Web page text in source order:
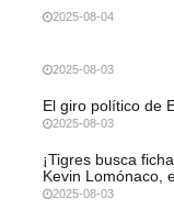
2025-08-04
2025-08-03
El giro político de
2025-08-03
¡Tigres busca
Kevin Lomónaco,
2025-08-03